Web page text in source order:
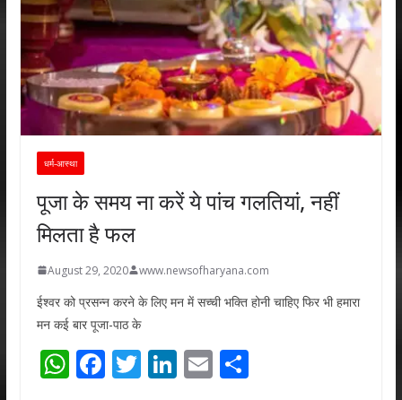
धर्म-आस्था
पूजा के समय ना करें ये पांच गलतियां, नहीं
मिलता है फल
August 29, 2020 www.newsofharyana.com
ईश्वर को प्रसन्न करने के लिए मन में सच्ची भक्ति होनी चाहिए फिर भी हमारा
मन कई बार पूजा-पाठ के
W F T Li E S